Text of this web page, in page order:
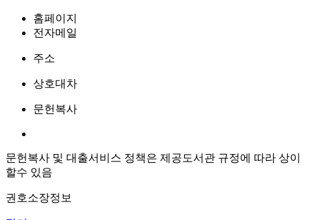
홈페이지
전자메일
주소
상호대차
문헌복사
문헌복사 및 대출서비스 정책은 제공도서관 규정에 따라 상이
할수 있음
권호소장정보